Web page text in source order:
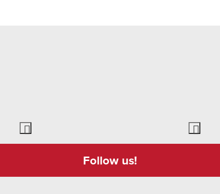
Follow us!